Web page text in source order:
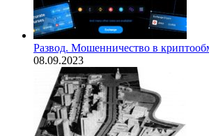
Развод. Мошенничество в
08.09.2023